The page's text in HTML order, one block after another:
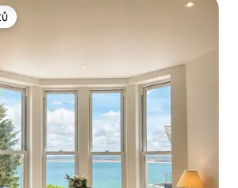
Oblíbené u hostů